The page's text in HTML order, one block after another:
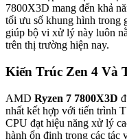
7800X3D mang đến khả
tối ưu số khung hình trong
giúp bộ vi xử lý này luôn
trên thị trường hiện nay.
Kiến Trúc Zen 4 Và
AMD Ryzen 7 7800X3D
nhất kết hợp với tiến trình
CPU đạt hiệu năng xử lý
hành ổn định trong các tác